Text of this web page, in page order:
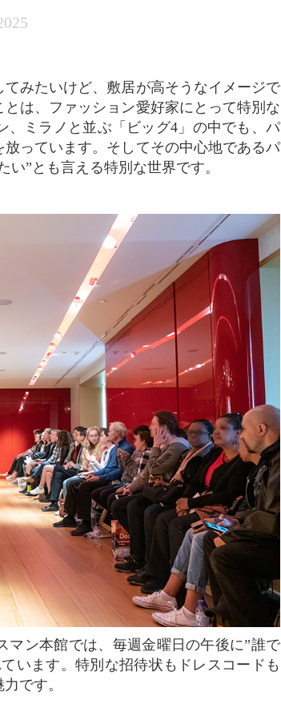
は、ファッション愛好家にとって特別な
ミラノと並ぶ「ビッグ4」の中でも、パ
っています。そしてその中心地であるパ
”とも言える特別な世界です。
います。特別な招待状もドレスコードも
です。